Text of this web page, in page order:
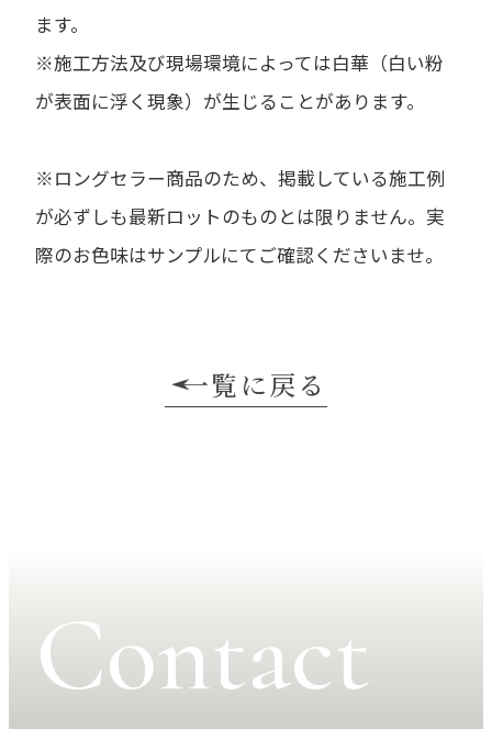
ます。
※施工方法及び現場環境によっては白華（白い粉
が表面に浮く現象）が生じることがあります。
※ロングセラー商品のため、掲載している施工例
が必ずしも最新ロットのものとは限りません。実
際のお色味はサンプルにてご確認くださいませ。
一覧に戻る
Contact